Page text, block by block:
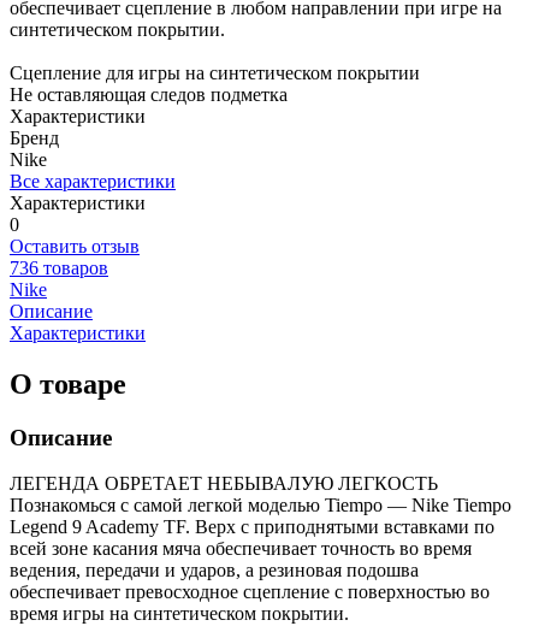
обеспечивает сцепление в любом направлении при игре на
синтетическом покрытии.
Сцепление для игры на синтетическом покрытии
Не оставляющая следов подметка
Характеристики
Бренд
Nike
Все характеристики
Характеристики
0
Оставить отзыв
736 товаров
Nike
Описание
Характеристики
О товаре
Описание
ЛЕГЕНДА ОБРЕТАЕТ НЕБЫВАЛУЮ ЛЕГКОСТЬ
Познакомься с самой легкой моделью Tiempo — Nike Tiempo
Legend 9 Academy TF. Верх с приподнятыми вставками по
всей зоне касания мяча обеспечивает точность во время
ведения, передачи и ударов, а резиновая подошва
обеспечивает превосходное сцепление с поверхностью во
время игры на синтетическом покрытии.